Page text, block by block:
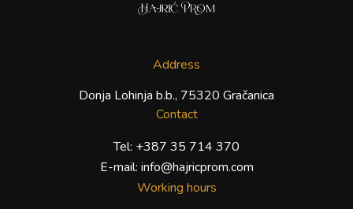
Address
Donja Lohinja b.b., 75320 Gračanica
Contact
Tel: +387 35 714 370
E-mail: info@hajricprom.com
Working hours